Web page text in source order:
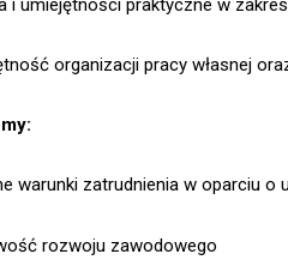
i umiejętności praktyczne w
organizacji pracy własnej
warunki zatrudnienia w oparciu
rozwoju zawodowego